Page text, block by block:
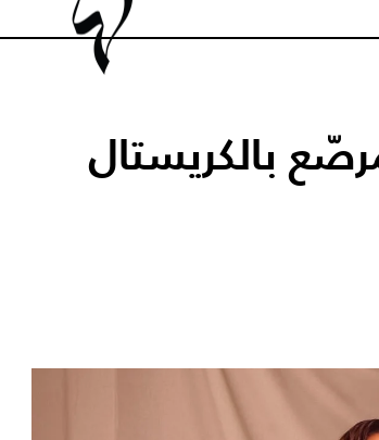
بالكريستال